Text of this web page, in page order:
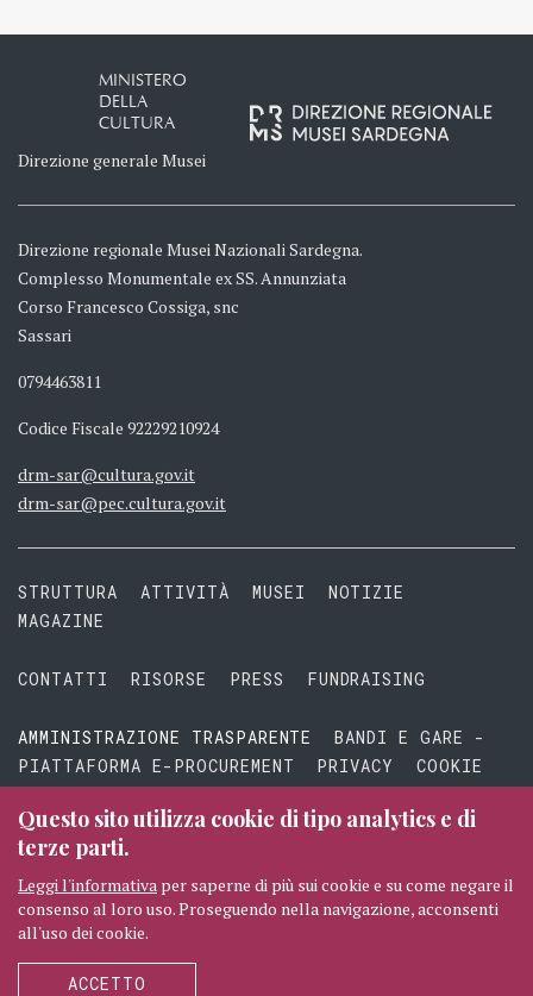
MINISTERO
DELLA
CULTURA
Direzione generale Musei
Direzione regionale Musei Nazionali Sardegna.
Complesso Monumentale ex SS. Annunziata
Corso Francesco Cossiga, snc
Sassari
0794463811
Codice Fiscale 92229210924
drm-sar@cultura.gov.it
drm-sar@pec.cultura.gov.it
STRUTTURA ATTIVITÀ MUSEI
NOTIZIE
MAGAZINE
CONTATTI RISORSE PRESS FUNDRAISING
AMMINISTRAZIONE TRASPARENTE
BANDI E GARE -
PIATTAFORMA E-PROCUREMENT
PRIVACY
COOKIE
TERMINI E CONDIZIONI
© 2026 MIBAC TUTTI I DIRITTI RISERVATI CREDITI
Questo sito utilizza cookie di tipo analytics e di
terze parti.
Leggi l'informativa per saperne di più sui cookie e su come negare il
consenso al loro uso. Proseguendo nella navigazione, acconsenti
all'uso dei cookie.
ACCETTO